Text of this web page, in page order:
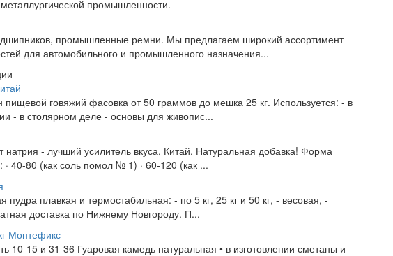
промышленности.
промышленные ремни. Мы предлагаем широкий ассортимент
для автомобильного и промышленного назначения...
говяжий фасовка от 50 граммов до мешка 25 кг. Используется: - в
- в столярном деле - основы для живопис...
натрия - лучший усилитель вкуса, Китай. Натуральная добавка! Форма
40-80 (как соль помол № 1) · 60-120 (как ...
пудра плавкая и термостабильная: - по 5 кг, 25 кг и 50 кг, - весовая, -
доставка по Нижнему Новгороду. П...
Монтефикс
10-15 и 31-36 Гуаровая камедь натуральная • в изготовлении сметаны и